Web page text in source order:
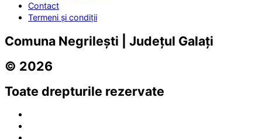
Contact
Termeni și condiții
Comuna Negrilești | Județul Galați
© 2026
Toate drepturile rezervate